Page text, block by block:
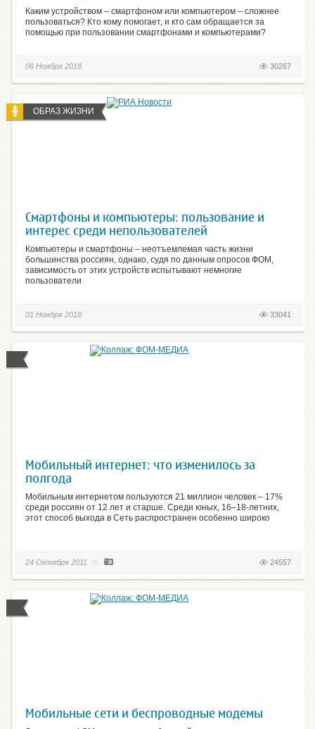
Каким устройством – смартфоном или компьютером – сложнее
пользоваться? Кто кому помогает, и кто сам обращается за
помощью при пользовании смартфонами и компьютерами?
30267
06 Ноября 2018
ОБРАЗ ЖИЗНИ
Смартфоны и компьютеры: пользование и
интерес среди непользователей
Компьютеры и смартфоны – неотъемлемая часть жизни
большинства россиян, однако, судя по данным опросов ФОМ,
зависимость от этих устройств испытывают немногие
пользователи
33041
01 Ноября 2018
Мобильный интернет: что изменилось за
полгода
Мобильным интернетом пользуются 21 миллион человек – 17%
среди россиян от 12 лет и старше. Среди юных, 16–18-летних,
этот способ выхода в Сеть распространен особенно широко
24557
24 Октября 2011
Мобильные сети и беспроводные модемы